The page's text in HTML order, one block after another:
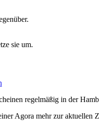
sie um.
regel­mäßig in der
Agora mehr zur aktu­ellen